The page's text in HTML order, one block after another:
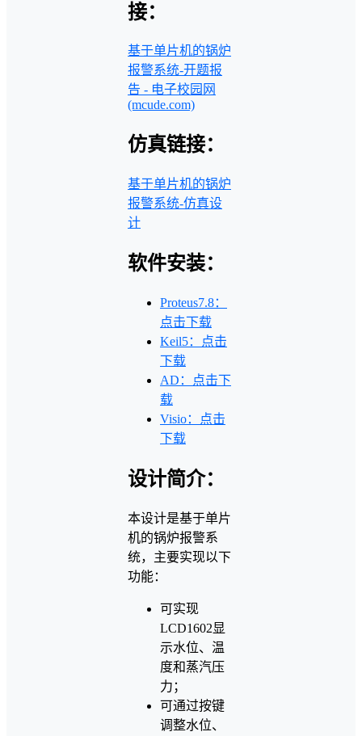
接：
基于单片机的锅炉
报警系统-开题报
告 - 电子校园网
(mcude.com)
仿真链接：
基于单片机的锅炉
报警系统-仿真设
计
软件安装：
Proteus7.8：
点击下载
Keil5：点击
下载
AD：点击下
载
Visio：点击
下载
设计简介：
本设计是基于单片
机的锅炉报警系
统，主要实现以下
功能：
可实现
LCD1602显
示水位、温
度和蒸汽压
力；
可通过按键
调整水位、